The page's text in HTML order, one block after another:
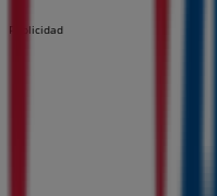
Publicidad